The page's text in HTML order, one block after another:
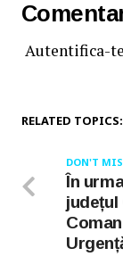
Autentifica-
RELATED TOPICS:
DON'T
În
județul